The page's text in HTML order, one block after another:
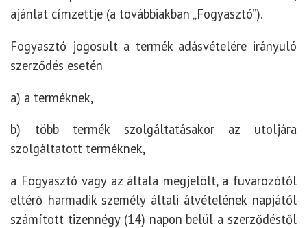
ajánlat címzettje (a továbbiakban „Fogyasztó”).
Fogyasztó jogosult a termék adásvételére irányuló
szerződés esetén
a) a terméknek,
b) több termék szolgáltatásakor az utoljára
szolgáltatott terméknek,
a Fogyasztó vagy az általa megjelölt, a fuvarozótól
eltérő harmadik személy általi átvételének napjától
számított tizennégy (14) napon belül a szerződéstől